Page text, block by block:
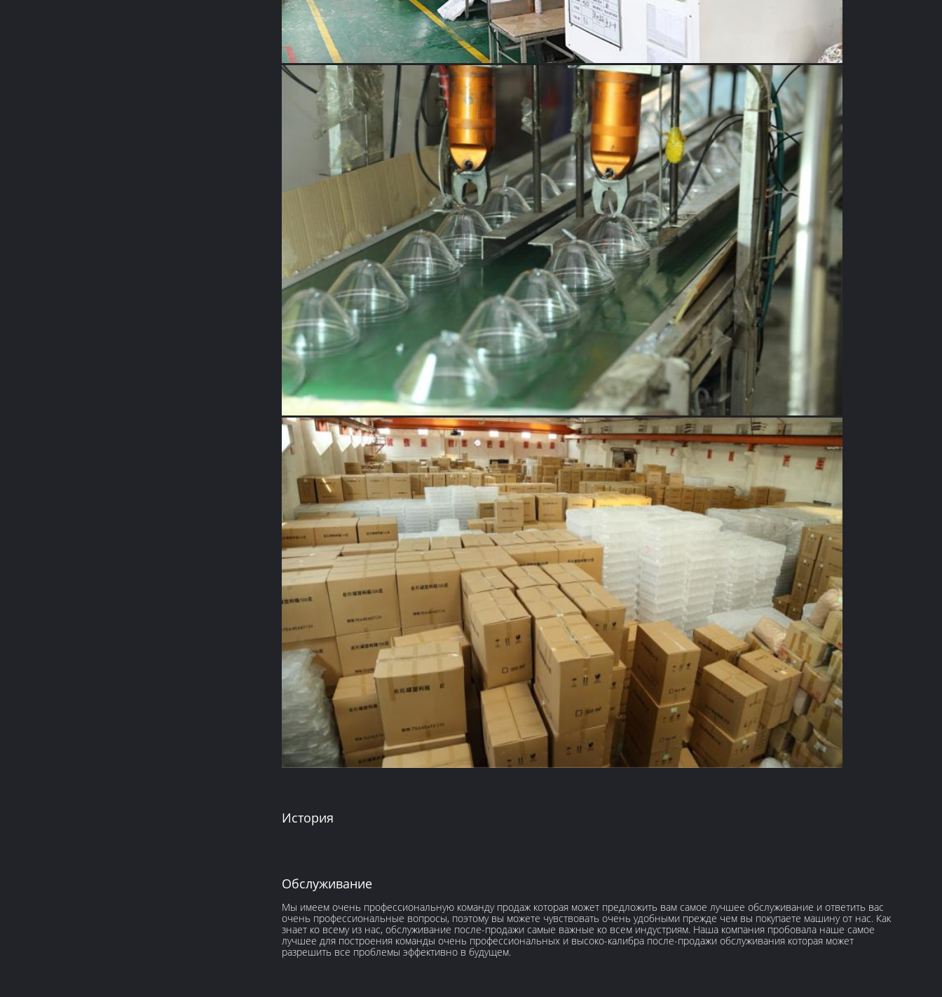
История
Обслуживание
Мы имеем очень профессиональную команду продаж которая может предложить вам самое лучшее обслуживание и ответить вас
очень профессиональные вопросы, поэтому вы можете чувствовать очень удобными прежде чем вы покупаете машину от нас. Как
знает ко всему из нас, обслуживание после-продажи самые важные ко всем индустриям. Наша компания пробовала наше самое
лучшее для построения команды очень профессиональных и высоко-калибра после-продажи обслуживания которая может
разрешить все проблемы эффективно в будущем.